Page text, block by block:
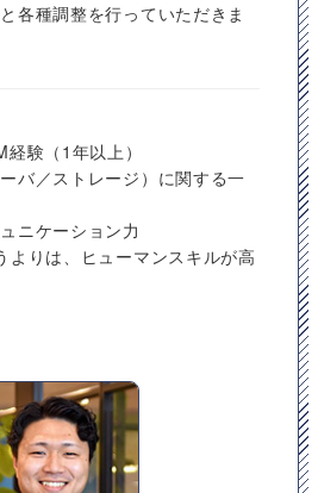
各種調整を行っていただきま
験（1年以上）
バ／ストレージ）に関する一
ニケーション力
りは、ヒューマンスキルが高